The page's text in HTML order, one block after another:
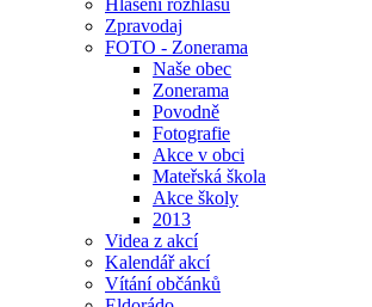
Hlášení rozhlasu
Zpravodaj
FOTO - Zonerama
Naše obec
Zonerama
Povodně
Fotografie
Akce v obci
Mateřská škola
Akce školy
2013
Videa z akcí
Kalendář akcí
Vítání občánků